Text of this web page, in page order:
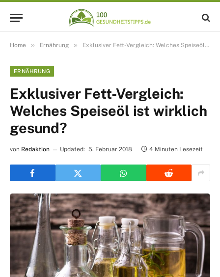
Home » Ernährung » Exklusiver Fett-Vergleich: Welches Speiseöl ist wirklich gesund?
ERNÄHRUNG
Exklusiver Fett-Vergleich:
Welches Speiseöl ist wirklich
gesund?
von Redaktion Updated: 5. Februar 2018 4 Minuten Lesezeit